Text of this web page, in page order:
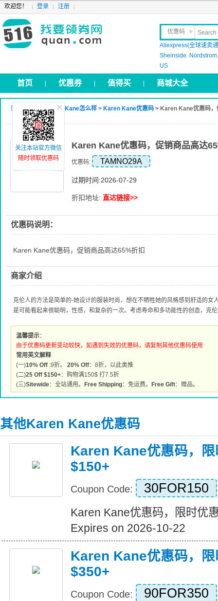
欢迎您！ 登录 注册
优惠码
晒 单
Aliexpress(全球速卖
Sheinside
US
首页 优惠券 值得买 商城大全
我要领券网 >Karen Kane怎么样 > Karen Kane优惠码 > Karen Kane优惠码
Karen Kane优惠码，促销商品高达
优惠码: TAMNO29A
过期时间:2026-07-29
折扣地址: 直达链接>>
优惠码说明：
Karen Kane优惠码，促销商品高达65%折扣
商家介绍
克伦人的方法是简单的-她设计的服装时尚，想在不牺牲她的风格感到舒适的女
是可能看起来很聪明，性感，和复杂的一次。考虑寿命和多功能性的创造，克
温馨提示：
由于优惠码更新变动较快，如遇到失效的优惠码，请复制其他优惠码使用
常用英文解释
(一)10% Off :9折。 20% Off：8折，以此类推
(二)25 Off $150+：购物满150$ 打7.5折
(三)Sitewide：全站通用。 Free Shipping：免运费。 Free Gift：赠品。
其他Karen Kane优惠码
Karen Kane优惠码，
$150+
Coupon Code: 30FOR150
Karen Kane优惠码，限时优
Expires on 2026-10-22
Karen Kane优惠码，
$350+
Coupon Code: 90FOR350
关注本站官方微信
随时领取优惠码